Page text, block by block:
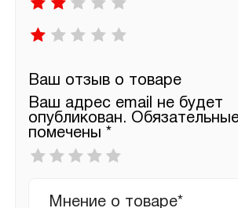
Ваш отзыв о товаре
Ваш адрес email не будет
опубликован.
помечены *
Ваша
оценка
отзыв